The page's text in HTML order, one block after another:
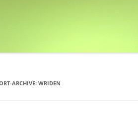
ARCHIVE:WRIDEN